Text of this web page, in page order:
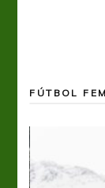
FÚTBOL